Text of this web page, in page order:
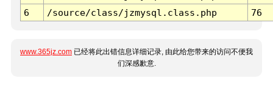
6
/source/class/jzmysql.class.php 76
www.365jz.com 已经将此出错信息详细记录, 由此给您带来的访问不便我
们深感歉意.